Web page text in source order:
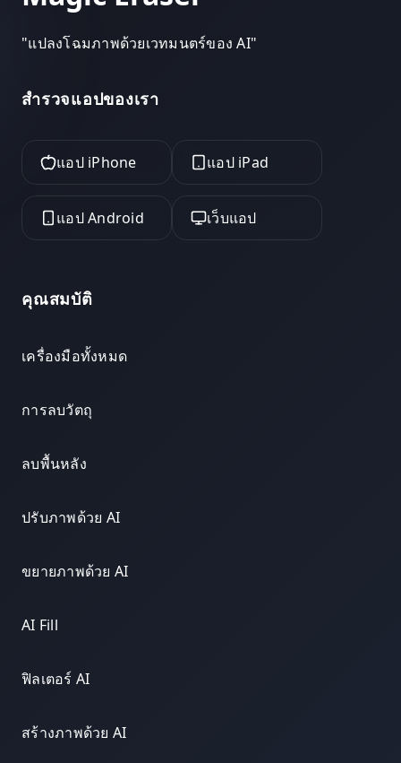
"แปลงโฉมภาพด้วยเวทมนตร์ของ AI"
สำรวจแอปของเรา
แอป iPhone แอป iPad
แอป Android เว็บแอป
คุณสมบัติ
เครื่องมือทั้งหมด
การลบวัตถุ
ลบพื้นหลัง
ปรับภาพด้วย AI
ขยายภาพด้วย AI
AI Fill
ฟิลเตอร์ AI
สร้างภาพด้วย AI